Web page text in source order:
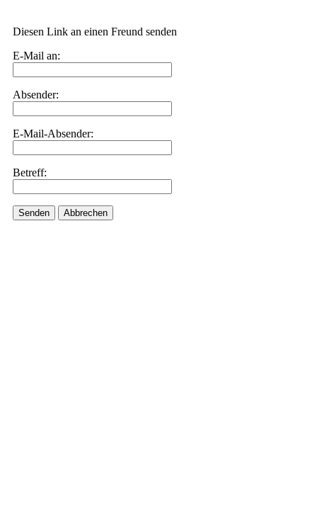
Diesen Link an einen Freund senden
E-Mail an:
Absender:
E-Mail-Absender:
Betreff:
Senden Abbrechen